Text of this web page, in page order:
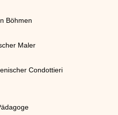
Böhmen
Maler
Condottieri